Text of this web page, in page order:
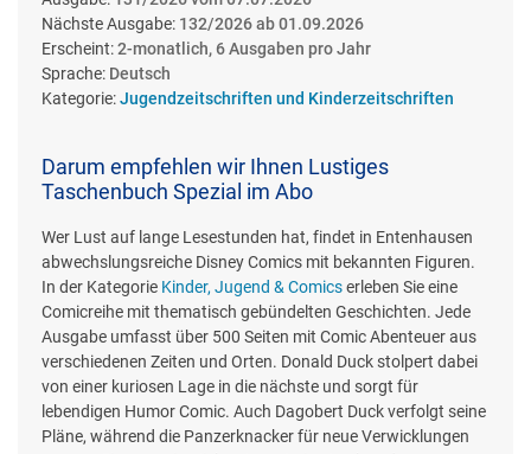
Nächste Ausgabe: 132/2026 ab 01.09.2026
Erscheint:2-monatlich, 6 Ausgaben pro Jahr
Sprache: Deutsch
Kategorie:Jugendzeitschriften und Kinderzeitschriften
Darum empfehlen wir Ihnen Lustiges
Taschenbuch Spezial im Abo
Wer Lust auf lange Lesestunden hat, findet in Entenhausen
abwechslungsreiche Disney Comics mit bekannten Figuren.
In der Kategorie Kinder, Jugend & Comicserleben Sie eine
Comicreihe mit thematisch gebündelten Geschichten. Jede
Ausgabe umfasst über 500 Seiten mit Comic Abenteuer aus
verschiedenen Zeiten und Orten. Donald Duck stolpert dabei
von einer kuriosen Lage in die nächste und sorgt für
lebendigen Humor Comic. Auch Dagobert Duck verfolgt seine
Pläne, während die Panzerknacker für neue Verwicklungen